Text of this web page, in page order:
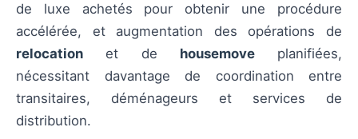
de luxe achetés pour obtenir une procédure
accélérée, et augmentation des opérations de
relocation et de housemoveplanifiées,
nécessitant davantage de coordination entre
transitaires, déménageurs et services de
distribution.